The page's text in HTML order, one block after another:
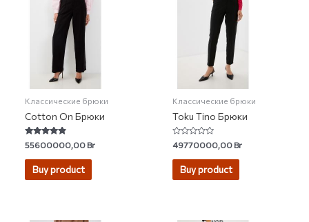
Классические брюки
Cotton On Брюки
Rated
4.63
out of 5
55600000,00Br
Buy product
Классические брюки
Toku Tino Брюки
Rated
0
out
49770000,00Br
Buy product